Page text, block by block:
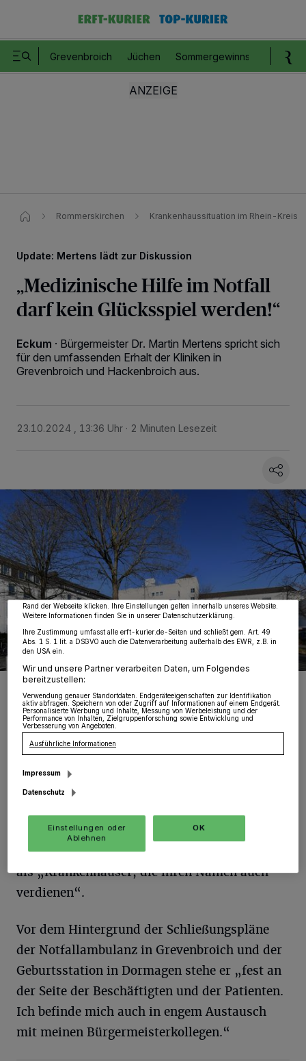
Grevenbroich Jüchen Sommergewinnspiel
Rommerskirchen Krankenhaussituation im Rhein-Kreis
Update: Mertens lädt zur Diskussion
„Medizinische Hilfe im Notfall
darf kein Glücksspiel werden!“
Eckum · Bürgermeister Dr. Martin Mertens spricht sich
für den umfassenden Erhalt der Kliniken in
Grevenbroich und Hackenbroich aus.
23.10.2024 , 13:36 Uhr 2 Minuten Lesezeit
Foto: RKN/Michael Reuter
B ürgermeister Dr. Martin Mertens
unterstützt „nachdrücklich“ alle
Elisabeth“-Krankenhauses in Grevenbroich
und des Kreis-Krankenhauses Hackenbroich
als „Krankenhäuser, die ihren Namen auch
verdienen“.
Vor dem Hintergrund der Schließungspläne
der Notfallambulanz in Grevenbroich und der
Geburtsstation in Dormagen stehe er „fest an
der Seite der Beschäftigten und der Patienten.
Ich befinde mich auch in engem Austausch
mit meinen Bürgermeisterkollegen.“
Wir und unsere218-Partner speichern und greifen auf personenbezogene Daten
wie Browserdaten oder eindeutige Kennungen auf Ihrem Gerät zu. Durch Auswahl
von OK aktivieren Sie Tracking-Technologien für die unter „Wir und unsere
Partner verarbeiten Daten, um Ihnen Dienste bereitzustellen“ aufgeführten
Zwecke. Wenn Tracker deaktiviert sind, sind manche Inhalte und Anzeigen
möglicherweise nicht mehr so relevant für Sie. Sie können dieses Menü jederzeit
wieder aufrufen, um Ihre Einstellungen zu ändern oder Ihre Einwilligung zu
widerrufen, indem Sie auf den Link Einstellungen oder Ablehnen am unteren
Rand der Webseite klicken. Ihre Einstellungen gelten innerhalb unseres Website.
Weitere Informationen finden Sie in unserer Datenschutzerklärung.
Ihre Zustimmung umfasst alle erft-kurier.de-Seiten und schließt gem. Art. 49
Abs. 1 S. 1 lit. a DSGVO auch die Datenverarbeitung außerhalb des EWR, z.B. in
den USA ein.
Wir und unsere Partner verarbeiten Daten, um Folgendes
bereitzustellen:
Verwendung genauer Standortdaten. Endgeräteeigenschaften zur Identifikation
aktiv abfragen. Speichern von oder Zugriff auf Informationen auf einem Endgerät.
Personalisierte Werbung und Inhalte, Messung von Werbeleistung und der
Performance von Inhalten, Zielgruppenforschung sowie Entwicklung und
Verbesserung von Angeboten.
Ausführliche Informationen
Impressum
Datenschutz
Einstellungen oder
Ablehnen
OK